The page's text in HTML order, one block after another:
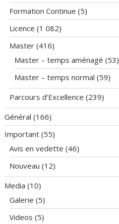
Formation Continue (5)
Licence (1 082)
Master (416)
Master – temps aménagé (53)
Master – temps normal (59)
Parcours d’Excellence (239)
Général (166)
Important (55)
Avis en vedette (46)
Nouveau (12)
Media (10)
Galerie (5)
Videos (5)